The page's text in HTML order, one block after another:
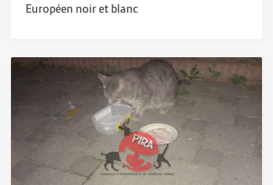
Européen noir et blanc